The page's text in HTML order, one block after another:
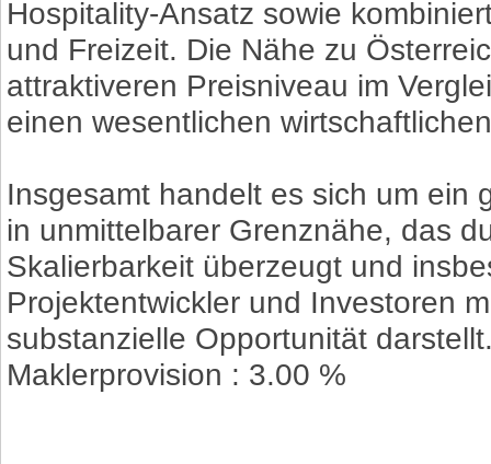
Hospitality-Ansatz sowie
und Freizeit. Die Nähe zu
attraktiveren Preisniveau im
einen wesentlichen
Insgesamt handelt es sich um ein
in unmittelbarer Grenznähe, das
Skalierbarkeit überzeugt und
Projektentwickler und Investoren
substanzielle Opportunität
Maklerprovision : 3.00 %